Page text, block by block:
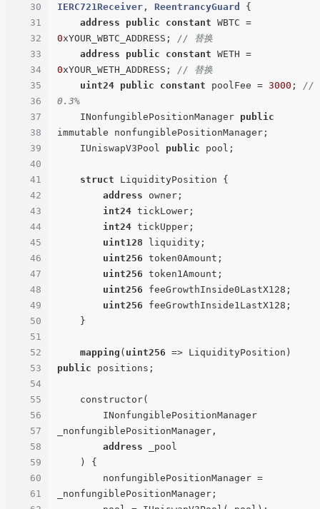
30
31
32
33
34
35
36
37
38
39
40
41
42
43
44
45
46
47
48
49
50
51
52
53
54
55
56
57
58
59
60
61
IERC721Receiver , ReentrancyGuard
{
address
public constant
0xYOUR_WBTC_ADDRESS; // 替换
address
public constant
0xYOUR_WETH_ADDRESS; // 替换
uint24 public constant poolFee = 3000 ; //
0.3%
    INonfungiblePositionManager
public
immutable nonfungiblePositionManager;
    IUniswapV3Pool
public pool;
struct LiquidityPosition {
address owner;
int24 tickLower;
int24 tickUpper;
uint128 liquidity;
uint256 token0Amount;
uint256 token1Amount;
uint256 feeGrowthInside0LastX128;
uint256 feeGrowthInside1LastX128;
mapping ( uint256
public positions;
_nonfungiblePositionManager,
address _pool
_nonfungiblePositionManager;